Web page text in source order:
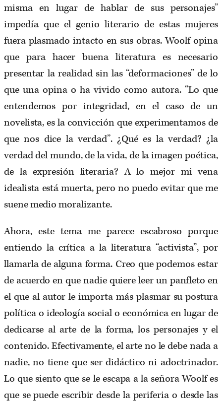
misma en lugar de hablar de sus personajes”
impedía que el genio literario de estas mujeres
fuera plasmado intacto en sus obras. Woolf opina
que para hacer buena literatura es necesario
presentar la realidad sin las “deformaciones” de lo
que una opina o ha vivido como autora. “Lo que
entendemos por integridad, en el caso de un
novelista, es la convicción que experimentamos de
que nos dice la verdad”. ¿Qué es la verdad? ¿la
verdad del mundo, de la vida, de la imagen poética,
de la expresión literaria? A lo mejor mi vena
idealista está muerta, pero no puedo evitar que me
suene medio moralizante.
Ahora, este tema me parece escabroso porque
entiendo la crítica a la literatura “activista”, por
llamarla de alguna forma. Creo que podemos estar
de acuerdo en que nadie quiere leer un panfleto en
el que al autor le importa más plasmar su postura
política o ideología social o económica en lugar de
dedicarse al arte de la forma, los personajes y el
contenido. Efectivamente, el arte no le debe nada a
nadie, no tiene que ser didáctico ni adoctrinador.
Lo que siento que se le escapa a la señora Woolf es
que se puede escribir desde la periferia o desde las